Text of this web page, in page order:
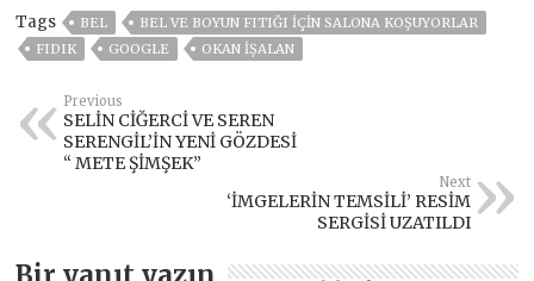
Tags BEL
BEL VE BOYUN FITIĞI İÇİN SALONA KOŞUYORLAR
FIDIK
GOOGLE OKAN IŞALAN
Previous
SELİN CİĞERCİ VE SEREN
SERENGİL’İN YENİ GÖZDESİ
“ METE ŞİMŞEK”
Next
‘İMGELERİN TEMSİLİ’ RESİM
SERGİSİ UZATILDI